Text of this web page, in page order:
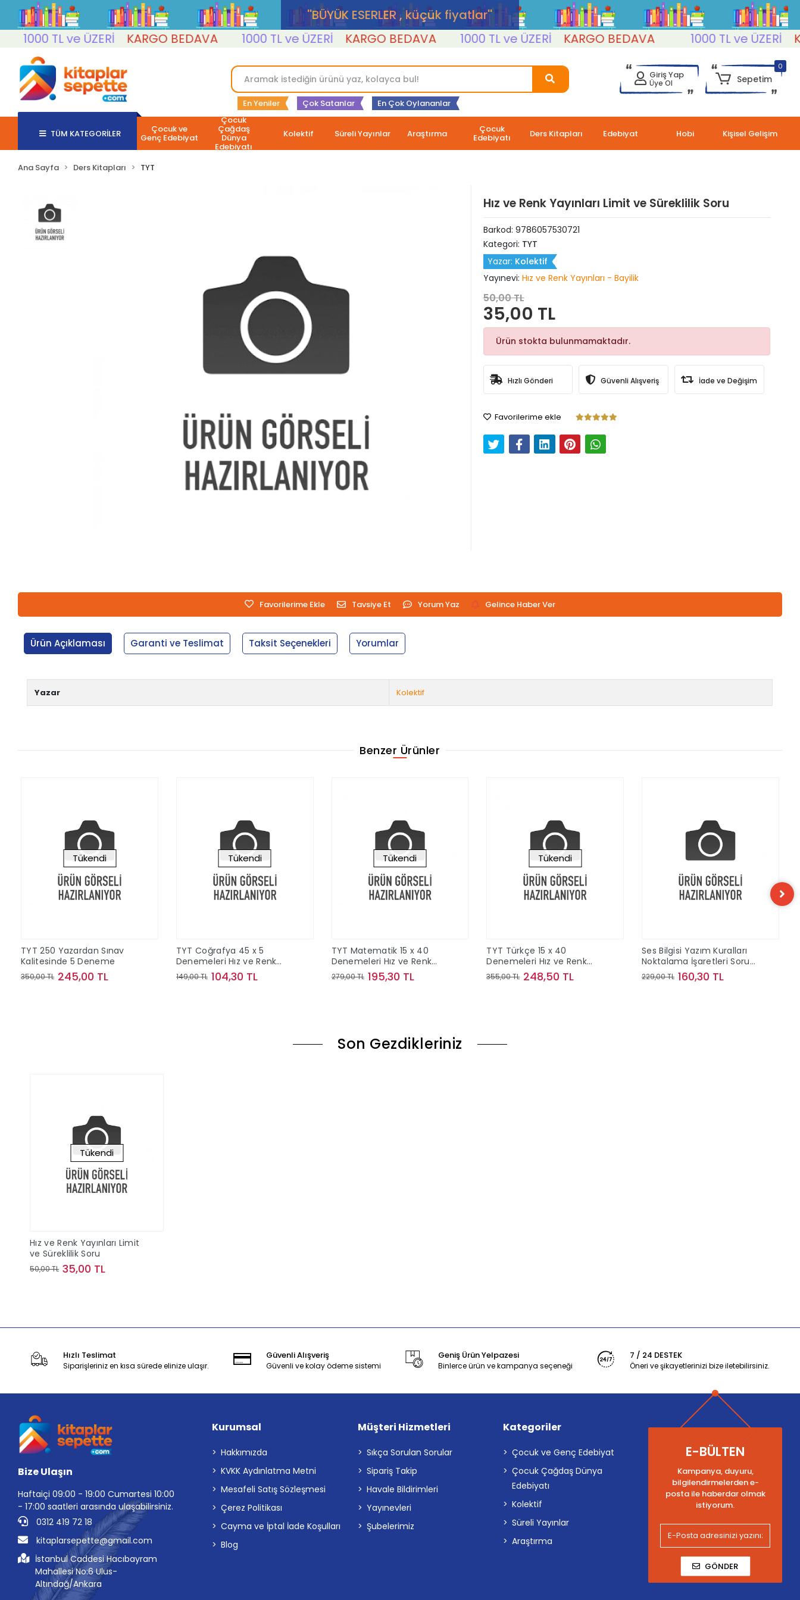
''BÜYÜK ESERLER , küçük fiyatlar''
1000 TL ve ÜZERİ
KARGO BEDAVA 1000 TL ve ÜZERİ KARGO BEDAVA 1000 TL ve ÜZERİ KARGO BEDAVA 1000 TL ve ÜZERİ
En Yeniler Çok Satanlar En Çok Oylananlar
Giriş Yap
Üye Ol
0
Sepetim
TÜM KATEGORİLER Çocuk ve
Genç Edebiyat
Çocuk
Çağdaş
Dünya
Edebiyatı
Kolektif Süreli Yayınlar Araştırma Çocuk
Edebiyatı Ders Kitapları Edebiyat Hobi Kişisel Gelişim
Ana Sayfa Ders Kitapları TYT
Hız ve Renk Yayınları Limit ve Süreklilik Soru
Barkod: 9786057530721
Kategori: TYT
Yazar: Kolektif
Yayınevi: Hız ve Renk Yayınları - Bayilik
50,00 TL
35,00 TL
Ürün stokta bulunmamaktadır.
Hızlı Gönderi Güvenli Alışveriş İade ve Değişim
Favorilerime ekle
Favorilerime Ekle Tavsiye Et Yorum Yaz Gelince Haber Ver
Ürün Açıklaması Garanti ve Teslimat Taksit Seçenekleri Yorumlar
Yazar Kolektif
Benzer Ürünler
Tükendi
TYT 250 Yazardan Sınav
Kalitesinde 5 Deneme
350,00 TL 245,00 TL
Tükendi
TYT Coğrafya 45 x 5
Denemeleri Hız ve Renk
Yayınları
149,00 TL 104,30 TL
Tükendi
TYT Matematik 15 x 40
Denemeleri Hız ve Renk
Yayınları
279,00 TL 195,30 TL
Tükendi
TYT Türkçe 15 x 40
Denemeleri Hız ve Renk
Yayınları
355,00 TL 248,50 TL
Ses Bilgisi Yazım Kuralları
Noktalama İşaretleri Soru
ve Konu Kampı Bilgi Sarmal
Yayınları
229,00 TL 160,30 TL
Son Gezdikleriniz
Tükendi
Hız ve Renk Yayınları Limit
ve Süreklilik Soru
50,00 TL 35,00 TL
Hızlı Teslimat
Siparişleriniz en kısa sürede elinize ulaşır.
Güvenli Alışveriş
Güvenli ve kolay ödeme sistemi
Geniş Ürün Yelpazesi
Binlerce ürün ve kampanya seçeneği
7 / 24 DESTEK
Öneri ve şikayetlerinizi bize iletebilirsiniz.
Bize Ulaşın
Haftaiçi 09:00 - 19:00 Cumartesi 10:00
- 17:00 saatleri arasında ulaşabilirsiniz.
0312 419 72 18
kitaplarsepette@gmail.com
İstanbul Caddesi Hacıbayram
Mahallesi No:6 Ulus-
Altındağ/Ankara
Kurumsal
Hakkımızda
KVKK Aydınlatma Metni
Mesafeli Satış Sözleşmesi
Çerez Politikası
Cayma ve İptal İade Koşulları
Blog
Müşteri Hizmetleri
Sıkça Sorulan Sorular
Sipariş Takip
Havale Bildirimleri
Yayınevleri
Şubelerimiz
Kategoriler
Çocuk ve Genç Edebiyat
Çocuk Çağdaş Dünya
Edebiyatı
Kolektif
Süreli Yayınlar
Araştırma
E-BÜLTEN
Kampanya, duyuru,
bilgilendirmelerden e-
posta ile haberdar olmak
istiyorum.
GÖNDER